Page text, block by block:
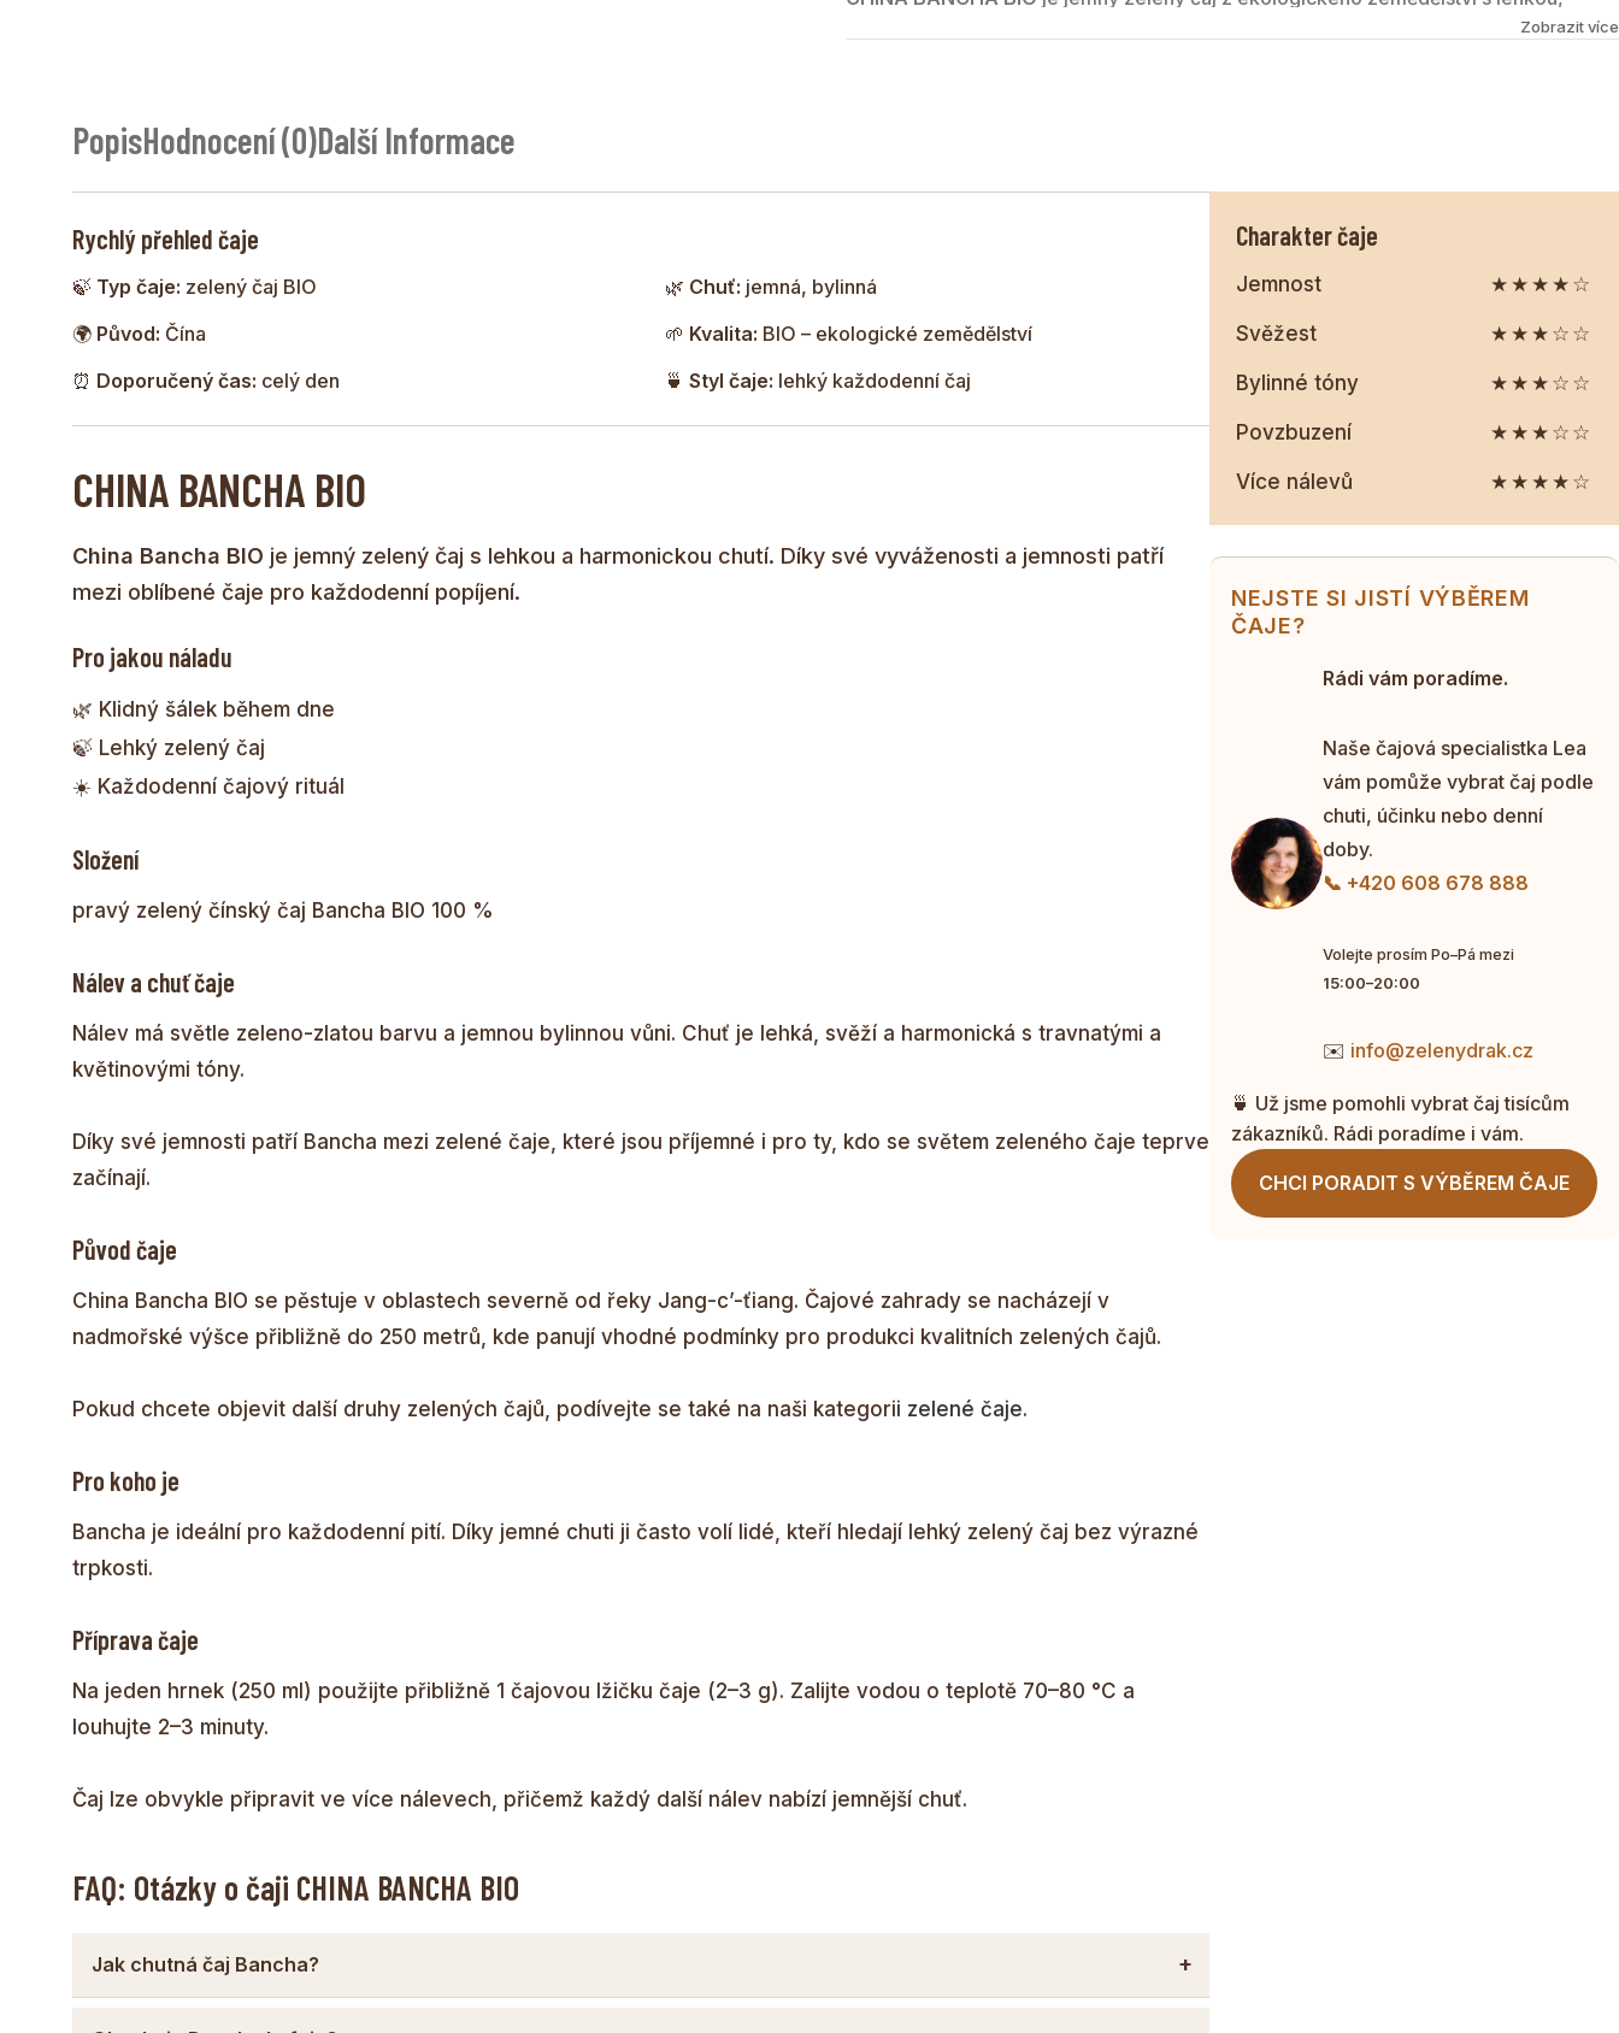
harmonickou chutí. Nabízí svěží bylinné a travnaté tóny a patří mezi ideální čaje pro
Zobrazit více
PopisHodnocení (0)Další Informace
Rychlý přehled čaje
🍃 Typ čaje: zelený čaj BIO 🌿 Chuť: jemná, bylinná
🌍 Původ: Čína 🌱 Kvalita: BIO – ekologické zemědělství
⏰ Doporučený čas: celý den 🍵 Styl čaje: lehký každodenní čaj
CHINA BANCHA BIO
China Bancha BIO je jemný zelený čaj s lehkou a harmonickou chutí. Díky své vyváženosti a jemnosti patří
mezi oblíbené čaje pro každodenní popíjení.
Pro jakou náladu
🌿 Klidný šálek během dne
🍃 Lehký zelený čaj
☀️ Každodenní čajový rituál
Složení
pravý zelený čínský čaj Bancha BIO 100 %
Nálev a chuť čaje
Nálev má světle zeleno-zlatou barvu a jemnou bylinnou vůni. Chuť je lehká, svěží a harmonická s travnatými a
květinovými tóny.
Díky své jemnosti patří Bancha mezi zelené čaje, které jsou příjemné i pro ty, kdo se světem zeleného čaje teprve
začínají.
Původ čaje
China Bancha BIO se pěstuje v oblastech severně od řeky Jang-c’-ťiang. Čajové zahrady se nacházejí v
nadmořské výšce přibližně do 250 metrů, kde panují vhodné podmínky pro produkci kvalitních zelených čajů.
Pokud chcete objevit další druhy zelených čajů, podívejte se také na naši kategorii zelené čaje.
Pro koho je
Bancha je ideální pro každodenní pití. Díky jemné chuti ji často volí lidé, kteří hledají lehký zelený čaj bez výrazné
trpkosti.
Příprava čaje
Na jeden hrnek (250 ml) použijte přibližně 1 čajovou lžičku čaje (2–3 g). Zalijte vodou o teplotě 70–80 °C a
louhujte 2–3 minuty.
Čaj lze obvykle připravit ve více nálevech, přičemž každý další nálev nabízí jemnější chuť.
FAQ: Otázky o čaji CHINA BANCHA BIO
Jak chutná čaj Bancha?
Charakter čaje
Jemnost ★★★★☆
Svěžest ★★★☆☆
Bylinné tóny ★★★☆☆
Povzbuzení ★★★☆☆
Více nálevů ★★★★☆
NEJSTE SI JISTÍ VÝBĚREM
ČAJE?
Rádi vám poradíme.
Naše čajová specialistka Lea
vám pomůže vybrat čaj podle
chuti, účinku nebo denní
doby.
📞 +420 608 678 888
Volejte prosím Po–Pá mezi
15:00–20:00
✉️ info@zelenydrak.cz
🍵 Už jsme pomohli vybrat čaj tisícům
zákazníků. Rádi poradíme i vám.
CHCI PORADIT S VÝBĚREM ČAJE